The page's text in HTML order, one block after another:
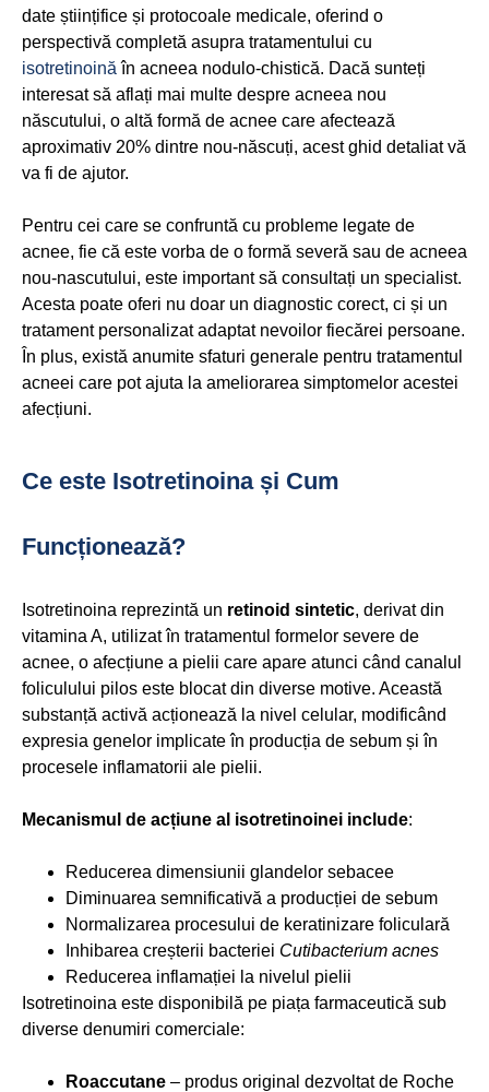
date științifice și protocoale medicale, oferind o
perspectivă completă asupra tratamentului cu
isotretinoină în acneea nodulo-chistică. Dacă sunteți
interesat să aflați mai multe despre acneea nou
născutului, o altă formă de acnee care afectează
aproximativ 20% dintre nou-născuți, acest ghid detaliat vă
va fi de ajutor.
Pentru cei care se confruntă cu probleme legate de
acnee, fie că este vorba de o formă severă sau de acneea
nou-nascutului, este important să consultați un specialist.
Acesta poate oferi nu doar un diagnostic corect, ci și un
tratament personalizat adaptat nevoilor fiecărei persoane.
În plus, există anumite sfaturi generale pentru tratamentul
acneei care pot ajuta la ameliorarea simptomelor acestei
afecțiuni.
Ce este Isotretinoina și Cum
Funcționează?
Isotretinoina reprezintă un retinoid sintetic, derivat din
vitamina A, utilizat în tratamentul formelor severe de
acnee, o afecțiune a pielii care apare atunci când canalul
foliculului pilos este blocat din diverse motive. Această
substanță activă acționează la nivel celular, modificând
expresia genelor implicate în producția de sebum și în
procesele inflamatorii ale pielii.
Mecanismul de acțiune al isotretinoinei include:
Reducerea dimensiunii glandelor sebacee
Diminuarea semnificativă a producției de sebum
Normalizarea procesului de keratinizare foliculară
Inhibarea creșterii bacteriei Cutibacterium acnes
Reducerea inflamației la nivelul pielii
Isotretinoina este disponibilă pe piața farmaceutică sub
diverse denumiri comerciale:
Roaccutane – produs original dezvoltat de Roche